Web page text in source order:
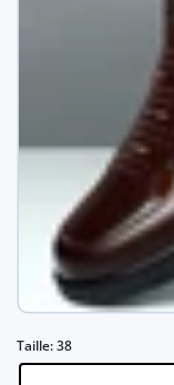
Taille:38